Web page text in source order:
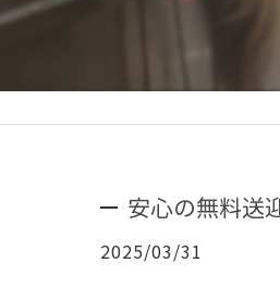
安心の無料送
2025/03/31